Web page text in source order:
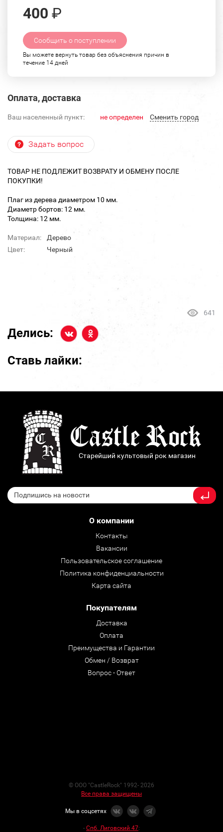
400 ₽
Сообщить о поступлении
Вы можете вернуть товар без объяснения причин в
течение 14 дней
Оплата, доставка
Ваш населенный пункт: не определен Cменить город
Задать вопрос
ТОВАР НЕ ПОДЛЕЖИТ ВОЗВРАТУ И ОБМЕНУ ПОСЛЕ
ПОКУПКИ!
Плаг из дерева диаметром 10 мм.
Диаметр бортов: 12 мм.
Толщина: 12 мм.
Материал:
Дерево
Цвет:
Черный
641
Делись:
Ставь лайки:
Старейший культовый рок магазин
О компании
Контакты
Вакансии
Пользовательское соглашение
Политика конфиденциальности
Карта сайта
Покупателям
Доставка
Оплата
Преимущества и Гарантии
Обмен / Возврат
Вопрос - Ответ
© ООО "CastleRock" 1992- 2026
Все права защищены
Мы в соцсетях
- Спб. Лиговский 47: